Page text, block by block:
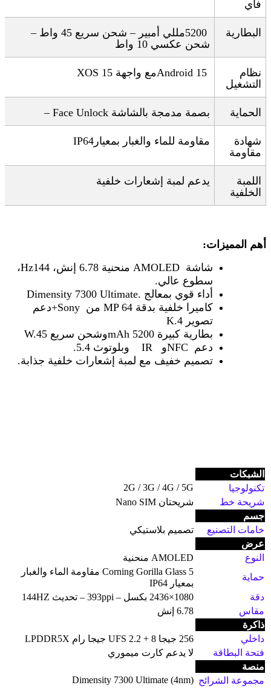
فاي
البطارية 5200
مللي أمبير – شحن سريع 45 واط –
شحن عكسي 10 واط
نظام
التشغيل
Android 15مع واجهةXOS 15
الحماية بصمة مدمجة بالشاشة– Face Unlock
شهادة
مقاومة
مقاومة للماء والغبار بمعيارIP64
اللمبة
الخلفية
يدعم لمبة إشعارات خلفية
أهم المميزات:
شاشة AMOLED منحنية 6.78 إنش، 144 Hz،
سطوع عالي.
أداء قوي بمعالج Dimensity 7300 Ultimate.
كاميرا خلفية بدقة 64
MP من +Sonyدعم
تصوير 4
K.
بطارية كبيرة 5200
mAhوشحن سريع 45
W.
دعم
NFCو IR وبلوتوث 5.4
.
تصميم خفيف مع لمبة إشعارات خلفية جذابة.
الشبكات
تكنولوجيا
2G / 3G / 4G / 5G
شريحة خط
شريحتان Nano SIM
جسم
خامات التصنيع
تصميم بلاستيكي
عرض
النوع
AMOLED منحنية
حماية
Corning Gorilla Glass 5 مقاومة الماء والغبار
بمعيار IP64
دقة
1080×2436 بكسل – 393ppi – تحديث 144HZ
مقاس
6.78 إنش
ذاكرة
داخلي
256 جيجا UFS 2.2 + 8 جيجا رام LPDDR5X
فتحة البطاقة
لا يدعم كارت ميموري
منصة
مجموعة الشرائح Dimensity 7300 Ultimate (4nm)